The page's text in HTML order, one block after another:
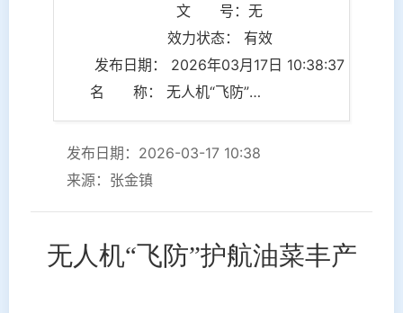
文 号：无
效力状态： 有效
发布日期： 2026年03月17日 10:38:37
名 称： 无人机“飞防”护航油菜丰产
发布日期：2026-03-17 10:38
来源：张金镇
无人机“飞防”护航油菜丰产